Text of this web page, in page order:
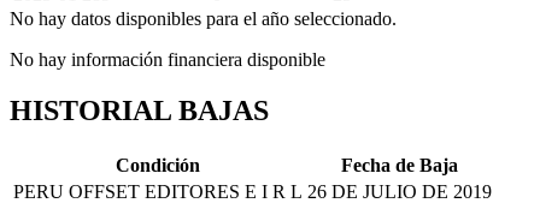
No hay datos disponibles para el año seleccionado.
No hay información financiera disponible
HISTORIAL BAJAS
Condición
Fecha de Baja
PERU OFFSET EDITORES E I R L 26 DE JULIO DE 2019